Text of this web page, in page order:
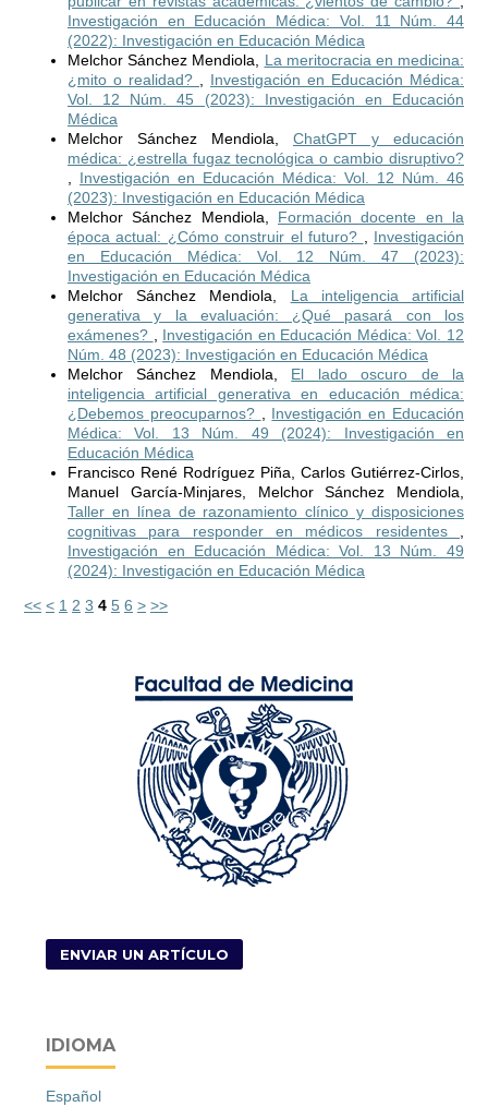
Investigación en Educación Médica: Vol. 11 Núm. 44
(2022): Investigación en Educación Médica
Melchor Sánchez Mendiola, La meritocracia en medicina:
¿mito o realidad?
Investigación en Educación Médica:
Vol. 12 Núm. 45 (2023): Investigación en Educación
Médica
Melchor Sánchez Mendiola, ChatGPT y educación
médica: ¿estrella fugaz tecnológica o cambio disruptivo?
Investigación en Educación Médica: Vol. 12 Núm. 46
(2023): Investigación en Educación Médica
Melchor Sánchez Mendiola, Formación docente en la
época actual: ¿Cómo construir el futuro?
Investigación
en Educación Médica: Vol. 12 Núm. 47 (2023):
Investigación en Educación Médica
Melchor Sánchez Mendiola, La inteligencia artificial
generativa y la evaluación: ¿Qué pasará con los
exámenes?
Investigación en Educación Médica: Vol. 12
Núm. 48 (2023): Investigación en Educación Médica
Melchor Sánchez Mendiola, El lado oscuro de la
inteligencia artificial generativa en educación médica:
¿Debemos preocuparnos?
Investigación en Educación
Médica: Vol. 13 Núm. 49 (2024): Investigación en
Educación Médica
Francisco René Rodríguez Piña, Carlos Gutiérrez-Cirlos,
Manuel García-Minjares, Melchor Sánchez Mendiola,
Taller en línea de razonamiento clínico y disposiciones
cognitivas para responder en médicos residentes
Investigación en Educación Médica: Vol. 13 Núm. 49
(2024): Investigación en Educación Médica
<< < 1 2 3 4 5 6 > >>
ENVIAR UN ARTÍCULO
IDIOMA
Español